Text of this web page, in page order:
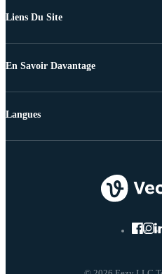
Liens Du Site
En Savoir Davantage
Langues